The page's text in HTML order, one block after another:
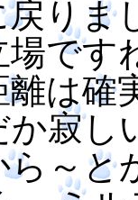
戻りま
場です
離は確
か寂し
ら～と